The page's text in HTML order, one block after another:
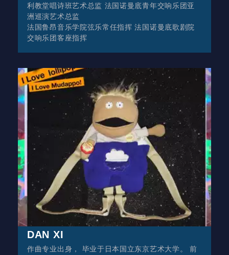
利教堂唱诗班艺术总监 法国诺曼底青年交响乐团亚
洲巡演艺术总监
法国鲁昂音乐学院弦乐常任指挥 法国诺曼底歌剧院
交响乐团客座指挥
DAN XI
作曲专业出身， 毕业于日本国立东京艺术大学。 前